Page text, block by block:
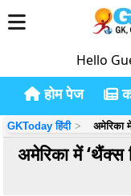
Hello
होम पेज
GKToday हिंदी अमेरिका
अमेरिका में ‘थैंक्स